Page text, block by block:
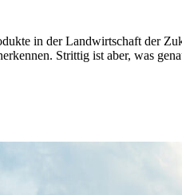
in der Landwirtschaft der
Strittig ist aber, was